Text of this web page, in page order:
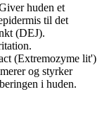
huden et
til det
(DEJ).
(Extremozyme lit')
og styrker
i huden.